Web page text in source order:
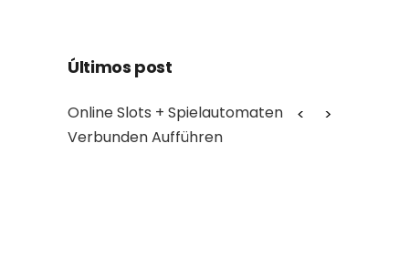
Últimos post
Online Slots + Spielautomaten
Verbunden Aufführen